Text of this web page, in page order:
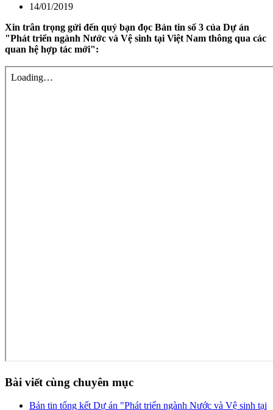
14/01/2019
Xin trân trọng gửi đến quý bạn đọc Bản tin số 3 của Dự án
"Phát triển ngành Nước và Vệ sinh tại Việt Nam thông qua các
quan hệ hợp tác mới":
Bài viết cùng chuyên mục
Bản tin tổng kết Dự án "Phát triển ngành Nước và Vệ sinh tại